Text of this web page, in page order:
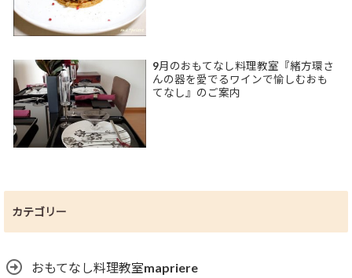
9月のおもてなし料理教室『緒方環さ
んの器を愛でるワインで愉しむおも
てなし』のご案内
カテゴリー
おもてなし料理教室mapriere